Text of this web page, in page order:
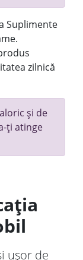
Suplimente
zilnică
și de
ți atinge
ușor de